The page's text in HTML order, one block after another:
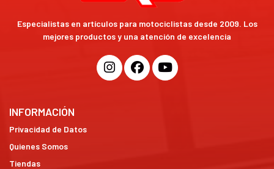
Especialistas en artículos para motociclistas desde 2009. Los
mejores productos y una atención de excelencia
INFORMACIÓN
Privacidad de Datos
Quienes Somos
Tiendas